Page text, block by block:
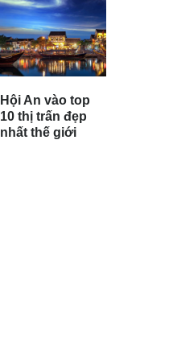
Hội An vào top
10 thị trấn đẹp
nhất thế giới